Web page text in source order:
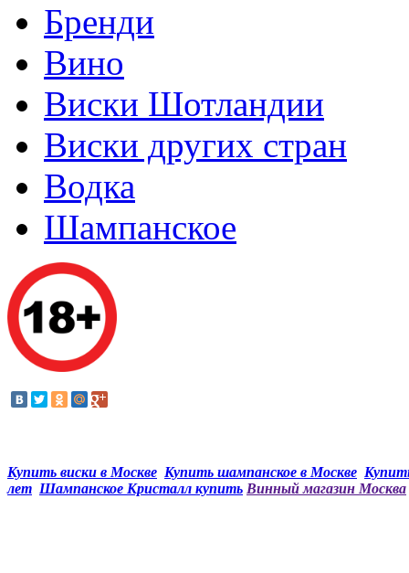
Бренди
Вино
Виски Шотландии
Виски других стран
Водка
Шампанское
Купить виски в Москве Купить шампанское в Москве
лет Шампанское Кристалл купить Винный магазин Москва